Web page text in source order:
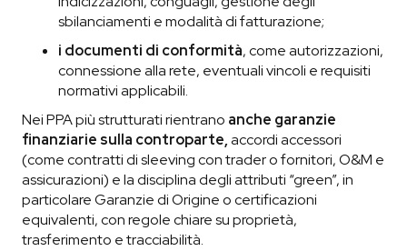
sbilanciamenti e modalità di fatturazione;
i documenti di conformità, come autorizzazioni,
connessione alla rete, eventuali vincoli e requisiti
normativi applicabili.
Nei PPA più strutturati rientrano anche garanzie
finanziarie sulla controparte,accordi accessori
(come contratti di sleeving con trader o fornitori, O&M e
assicurazioni) e la disciplina degli attributi “green”, in
particolare Garanzie di Origine o certificazioni
equivalenti, con regole chiare su proprietà,
trasferimento e tracciabilità.